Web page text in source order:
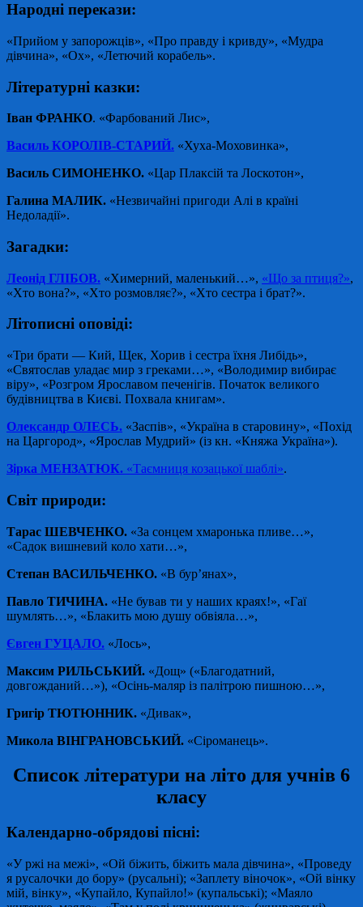
Народні перекази:
«Прийом у запорожців», «Про правду і кривду», «Мудра
дівчина», «Ох», «Летючий корабель».
Літературні казки:
Іван ФРАНКО. «Фарбований Лис»,
Василь КОРОЛІВ-СТАРИЙ. «Хуха-Моховинка»,
Василь СИМОНЕНКО. «Цар Плаксій та Лоскотон»,
Галина МАЛИК. «Незвичайні пригоди Алі в країні
Недоладії».
Загадки:
Леонід ГЛІБОВ. «Химерний, маленький…», «Що за птиця?»,
«Хто вона?», «Хто розмовляє?», «Хто сестра і брат?».
Літописні оповіді:
«Три брати — Кий, Щек, Хорив і сестра їхня Либідь»,
«Святослав уладає мир з греками…», «Володимир вибирає
віру», «Розгром Ярославом печенігів. Початок великого
будівництва в Києві. Похвала книгам».
Олександр ОЛЕСЬ. «Заспів», «Україна в старовину», «Похід
на Царгород», «Ярослав Мудрий» (із кн. «Княжа Україна»).
Зірка МЕНЗАТЮК. «Таємниця козацької шаблі».
Світ природи:
Тарас ШЕВЧЕНКО. «За сонцем хмаронька пливе…»,
«Садок вишневий коло хати…»,
Степан ВАСИЛЬЧЕНКО. «В бур’янах»,
Павло ТИЧИНА. «Не бував ти у наших краях!», «Гаї
шумлять…», «Блакить мою душу обвіяла…»,
Євген ГУЦАЛО. «Лось»,
Максим РИЛЬСЬКИЙ. «Дощ» («Благодатний,
довгожданий…»), «Осінь-маляр із палітрою пишною…»,
Григір ТЮТЮННИК. «Дивак»,
Микола ВІНГРАНОВСЬКИЙ. «Сіроманець».
Список літератури на літо для учнів 6
класу
Календарно-обрядові пісні:
«У ржі на межі», «Ой бiжить, біжить мала дівчина», «Проведу
я русалочки до бору» (русальні); «Заплету віночок», «Ой вінку
мій, вінку», «Купайло, Купайло!» (купальські); «Маяло